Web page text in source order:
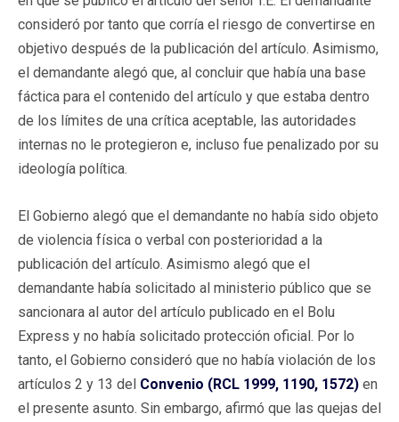
consideró por tanto que corría el riesgo de convertirse en
objetivo después de la publicación del artículo. Asimismo,
el demandante alegó que, al concluir que había una base
fáctica para el contenido del artículo y que estaba dentro
de los límites de una crítica aceptable, las autoridades
internas no le protegieron e, incluso fue penalizado por su
ideología política.
El Gobierno alegó que el demandante no había sido objeto
de violencia física o verbal con posterioridad a la
publicación del artículo. Asimismo alegó que el
demandante había solicitado al ministerio público que se
sancionara al autor del artículo publicado en el Bolu
Express y no había solicitado protección oficial. Por lo
tanto, el Gobierno consideró que no había violación de los
artículos 2 y 13 del Convenio (RCL 1999, 1190, 1572) en
el presente asunto. Sin embargo, afirmó que las quejas del